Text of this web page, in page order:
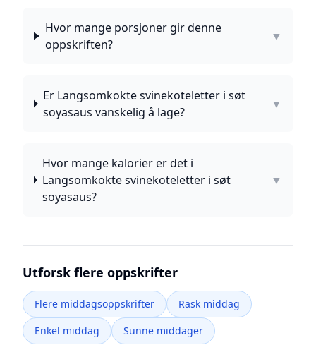
Hvor mange porsjoner gir denne
oppskriften?
▼
Er Langsomkokte svinekoteletter i søt
soyasaus vanskelig å lage?
▼
Hvor mange kalorier er det i
Langsomkokte svinekoteletter i søt
soyasaus?
▼
Utforsk flere oppskrifter
Flere middagsoppskrifter
Rask middag
Enkel middag
Sunne middager